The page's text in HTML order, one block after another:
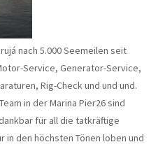
nach 5.000 Seemeilen seit
Service, Generator-Service,
Rig-Check und und und.
in der Marina Pier26 sind
für all die tatkräftige
in den höchsten Tönen loben und